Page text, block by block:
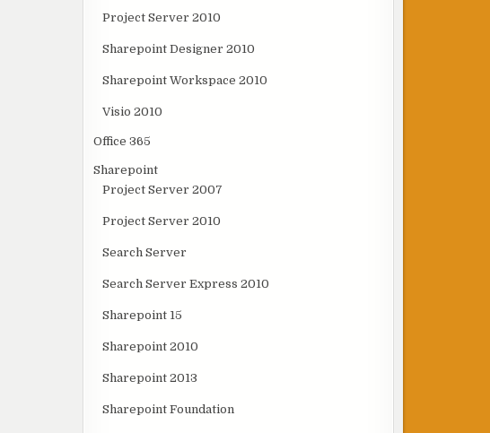
Project Server 2010
Sharepoint Designer 2010
Sharepoint Workspace 2010
Visio 2010
Office 365
Sharepoint
Project Server 2007
Project Server 2010
Search Server
Search Server Express 2010
Sharepoint 15
Sharepoint 2010
Sharepoint 2013
Sharepoint Foundation